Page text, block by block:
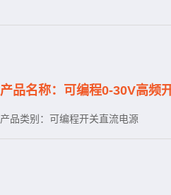
产品名称：可编程0-30V高频
产品类别：可编程开关直流电源